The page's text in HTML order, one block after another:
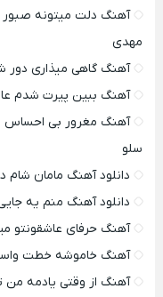
آهنگ دلت میتونه
مهدی
آهنگ گاهی میذاری
آهنگ ببین پیرت شدم
آهنگ مغرور بی احساس
سلو
دانلود آهنگ مامان
دانلود آهنگ منم یه
آهنگ حرفای عاشقونتو
آهنگ خاموشه خطت
آهنگ از وقتی یادمه